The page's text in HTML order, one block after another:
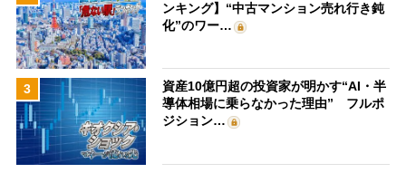
ンキング】“中古マンション売れ行き鈍
化”のワー…
3
資産10億円超の投資家が明かす“AI・半
導体相場に乗らなかった理由” フルポ
ジション…